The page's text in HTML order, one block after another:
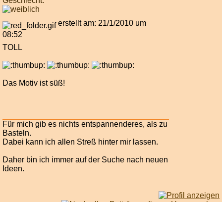
erstellt am: 21/1/2010 um
08:52
TOLL
Das Motiv ist süß!
Für mich gib es nichts entspannenderes, als zu
Basteln.
Dabei kann ich allen Streß hinter mir lassen.
Daher bin ich immer auf der Suche nach neuen
Ideen.